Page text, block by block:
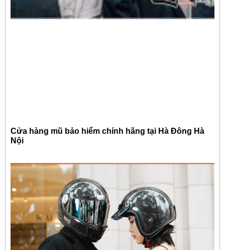
Cửa hàng mũ bảo hiểm chính hãng tại Hà Đông Hà
Nội